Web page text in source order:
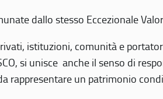
dallo stesso Eccezionale
istituzioni, comunità e
si unisce anche il senso di
rappresentare un patrimonio